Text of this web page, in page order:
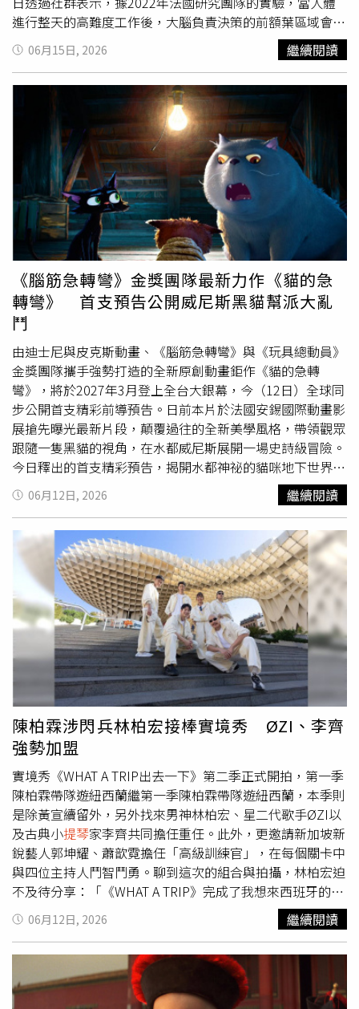
身心，並從眼、耳、口、鼻、身等五感出發，串聯身體力、
修復力、食養力、安心力與連結力等「五力」體驗，呼應花
蓮長期推動的「吃在地、用在地」，以及天地人共生、食療
養身的生活理念。她也希望，民眾透過展場中的山海沉浸體
驗、在地飲食、自然香氛與交流空間，重新找回被忙碌生活
拉走的感受力與療癒力，體會「當下就是幸福」，更懂得珍
惜自己與家人。徐榛蔚最後也向大家喊話，現在就買張車票
到花蓮，親自走進山海與日常，重新感受返璞歸真的簡單幸
福。走進「花蓮．療癒之境」時聽見的音樂開始，就希望透
過「眼、耳、口、鼻、身」五感體驗，帶領民眾放慢步調，
感受花蓮慢活療癒的生活哲學。(圖片提供／花蓮縣政府)打
開任意門秒飛花蓮！五力闖關集好禮走進展區，宛如打開任
意門一秒置身花蓮山海。現場推出超好玩的「集章五力體
驗」闖關活動，只要完成身體力、修復力、安心力、連結力
與食養力等挑戰，就能獲得小石花質感環保袋等專屬限量好
禮。為推廣無負擔的健康生活，展區特別引進「岱宇國際」
提供的智能站坐兩用橢圓健身機。其低衝擊、護關節的平滑
踩踏設計，搭配專屬 APP 紀錄，讓各年齡層民眾都能輕鬆
享受暢快運動的樂趣，現場掃描 QR Code 前往官網，還能
將更多實用健康資訊帶回家。漫步其中，迎面而來的療癒氣
息更是另一大驚喜。現場瀰漫著由「阿原」特別打造的專屬
花蓮香，靈感取自立霧溪，蘊含檜木、紫羅蘭與迷迭香，讓
每一次呼吸都像漫步於雲霧繚繞的山谷，從嗅覺直接啟動修
復力。只要掃描 QR Code 加入阿原官方 LINE 好友，再加
碼送專屬香氛卡與旅用皂等驚喜好康。「花蓮‧療癒之境」
展區規劃五力闖關體驗，結合山海意象、健康互動裝置、在
地食養及自然香氛，吸引大批民眾排隊參與。(圖片提供／
花蓮縣政府)名家沙龍與週末派對接力，天天壓軸抽山嵐號
展期連續三天登場的「名家沙龍」場場精彩，邀請花蓮縣政
府衛生局長朱家祥、熟齡網紅「金剛老爹」、知名專欄作家
劉維公、高山森林基地創辦人馬中原等多位重量級講者，從
健康旅遊到自然療癒，持續帶領大家探索樂活新玩法。週末
的舞台同樣活力滿滿：8月8日（第二天）由派對有氧雅盈老
師帶領「樂齡帶動唱拍拍打打歡樂派對」，邀請長輩一起動
手動腳感受健康活力；8月9日（第三天）則由活躍於花蓮的
「藝舞蓉舞蹈團（Makakiting）」接力，帶來熱情的原住民
舞蹈，展現阿美族語中牽手相連的文化魅力。最令人期待
的，是連續三天滿滿的好康回饋。參與現場「有獎徵答」與
闖關集章，不僅能拿限量好禮，每日還將壓軸抽出一組（2
人）價值約 7,800 元的「山嵐號」觀光列車車票，一人中獎
兩人同行。趁著週末展期，快帶全家大小來世貿一館
D208「花蓮‧療癒之境」充飽身心電量，預約下一趟迷人
的花蓮慢活之旅！
進行整天的高難度工作後，大腦負責決策的前額葉區域會累
積特定的代謝廢物，直接阻礙神經運作。這也是為何到了下
午，人們往往傾向做出簡單的抉擇，而非進行複雜的思考。
除此之外，研究還發現，即便採取「工作50分鐘、休息10
分鐘」的節奏長達7小時，認知效率依然會顯著下降，且在
工作結束休息4小時後，大腦功能仍無法完全恢復。除了代
謝物的堆積，大腦在清醒時也受到每90至100分鐘一次的生
理節律影響，會定期進入低效期。李醫師提到，這種「打
烊」機制並非靠意志力就能克服，若一味坐在位置上硬撐，
不僅無法提升產值，大腦內負責注意力的區域血流量還會隨
之降低，導致表現全面下滑。相較之下，世界頂尖的小
提琴
家、鋼琴家、數學家與程式設計師，每日的高品質工作上限
也都落在4小時內，證實了「少一點，好一點」的效率哲
學。面對大腦的生理限制，李醫師建議，應將每日最重要的
工作精準分配。多數人的認知高峰落在起床後的前3到4小
時，此時前額葉最清醒，適合用來做複雜決策、寫作或學習
新知；至於下午的低效期，則建議安排回信、資料整理、開
會等不費腦力的機械式行政庶務，順應身體的節律來運作。
最後李醫師強調，「真正的休息」與「睡眠品質」才是維持
專注力的根本；讓大腦卸載的有效方式是散步、閉目養神或
午睡，而滑手機接收新資訊反而會帶來更多刺激，無法達到
放鬆效果。另外，早起時大腦注意力區域的血流量，直接決
定了當天的專注額度，因此想要改善專注力，與其調整工作
方法，不如先有好的睡眠品質。
06月15日, 2026 繼續閱讀
《腦筋急轉彎》金獎團隊最新力作《貓的急
轉彎》 首支預告公開威尼斯黑貓幫派大亂
鬥
由迪士尼與皮克斯動畫、《腦筋急轉彎》與《玩具總動員》
金獎團隊攜手強勢打造的全新原創動畫鉅作《貓的急轉
彎》，將於2027年3月登上全台大銀幕，今（12日）全球同
步公開首支精彩前導預告。日前本片於法國安錫國際動畫影
展搶先曝光最新片段，顛覆過往的全新美學風格，帶領觀眾
跟隨一隻黑貓的視角，在水都威尼斯展開一場史詩級冒險。
今日釋出的首支精彩預告，揭開水都神祕的貓咪地下世界，
由馬克魯法洛獻聲的主角黑貓「尼祿」，以及金獎男星勞倫
斯費許朋擔綱黑幫老大「洛可」，生存在極度迷信且滿是運
河的威尼斯，不會游泳的牠欠下貓界黑幫老大的巨額債務，
也意外與來到威尼斯的年輕街頭小
家瑪雅結為夥伴。他
們將一同穿梭在隠密運河、屋頂與古老宮殿間，展開一場尋
找生命意義的靈魂旅程。預告也呈現了貓咪黑幫笑料百出的
經典審問互動，黑幫老大洛可氣勢凌人地質問：「實話招
來，鮪魚在哪？」尼祿則無辜大喊：「洛可，不是我幹的！
你弄錯貓了！」 隨後更被威脅：「快說，否則下場就很難
看！」 伴隨幽默搞笑的快節奏對白，尼祿與一夥被燈泡吸
引搶玩著：「給我、給我、給我！我的！」展現皮克斯獨有
的幽默感與角色魅力，更是把貓的習性真實展露，絕對令讓
貓奴們會心一笑。本片由《路卡的夏天》奧斯卡提名導演恩
里科卡薩羅薩編導，他指出本片全面捨棄過往傳統精細的
3D寫實風格，轉而採用前所未見的「動態手繪風格」視覺
特效，讓每一幀畫面都宛如一幅會流動的義大利傳統油畫，
美學全面升級，完美結合文藝復興水都的細膩情感與好萊塢
最頂尖的動態藝術特效，絕對是皮克斯近年來規模最龐大、
情感最豐沛的視覺與聽覺雙重饗宴！《貓的急轉彎》將於
2027年3月登上全台大銀幕。《貓的急轉彎》前導預告：
https://youtu.be/YqgvJ1aYIxI
06月12日, 2026 繼續閱讀
陳柏霖涉閃兵林柏宏接棒實境秀 ØZI、李齊
強勢加盟
實境秀《WHAT A TRIP出去一下》第二季正式開拍，第一季
陳柏霖帶隊遊紐西蘭繼第一季陳柏霖帶隊遊紐西蘭，本季則
是除黃宣續留外，另外找來男神林柏宏、星二代歌手ØZI以
及古典小提琴家李齊共同擔任重任。此外，更邀請新加坡新
銳藝人郭坤耀、蕭歆霓擔任「高級訓練官」，在每個關卡中
與四位主持人鬥智鬥勇。聊到這次的組合與拍攝，林柏宏迫
不及待分享：「《WHAT A TRIP》完成了我想來西班牙的夢
想！這裡有深刻的歷史建築、熱情的人民與陽光。這是我們
四人第一次合作，黃宣是我們的歡樂擔當，好笑又具備語言
天份，ØZI 是細膩的觀察者，李齊則是西語、歷史及音樂的
專家。」實境秀《WHAT A TRIP出去一下》第二季正式開
拍。（圖／WHAT A TRIP提供）黃宣則透露，西班牙行是目
06月12日, 2026 繼續閱讀